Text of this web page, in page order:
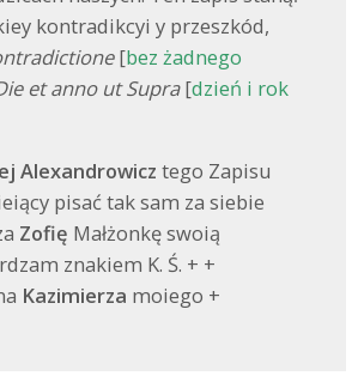
kontradikcyi y przeszkód,
[bez żadnego
et anno ut Supra[dzień i rok
Alexandrowicz tego Zapisu
pisać tak sam za siebie
Zofię Małżonkę swoią
znakiem K. Ś. + +
Kazimierza moiego +